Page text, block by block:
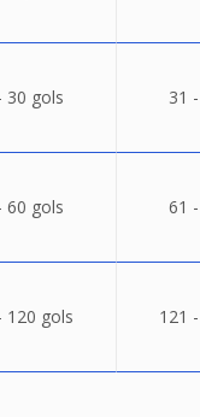
30 gols 31
60 gols 61
120 gols 121